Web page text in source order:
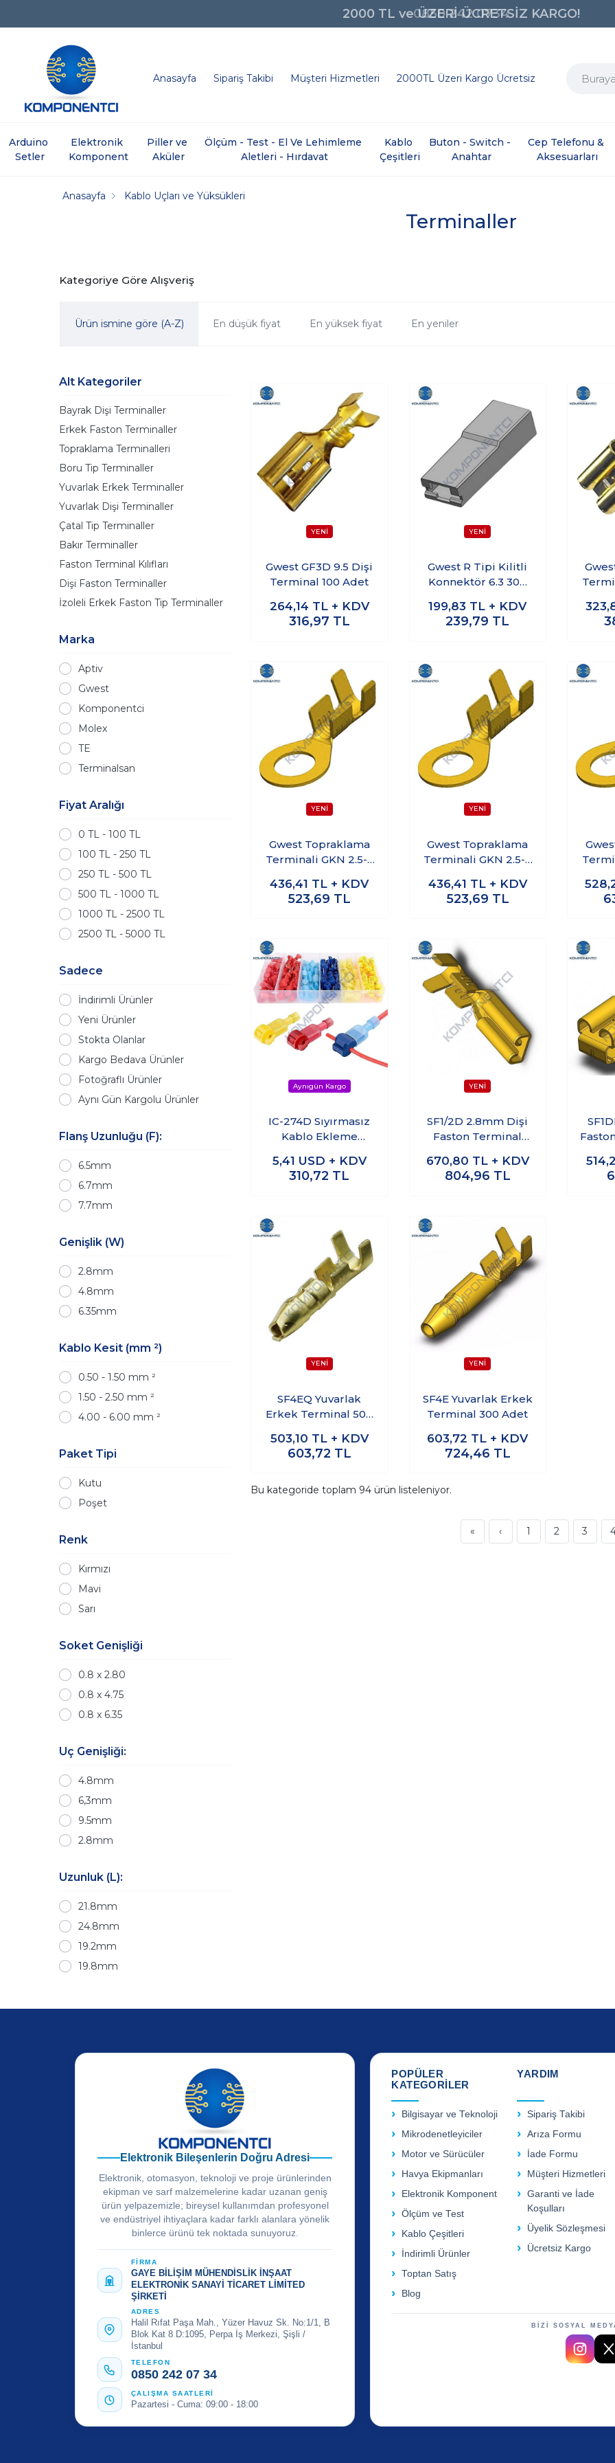
0850 242 0734
Anasayfa Sipariş Takibi Müşteri Hizmetleri 2000TL Üzeri Kargo Ücretsiz
Arduino
Setler
Elektronik
Komponent
Piller ve
Aküler
Ölçüm - Test - El Ve Lehimleme
Aletleri - Hırdavat
Kablo
Çeşitleri
Buton - Switch -
Anahtar
Cep Telefonu &
Aksesuarları
Terminaller
Anasayfa Kablo Uçları ve Yüksükleri
Kategoriye Göre Alışveriş
Ürün ismine göre (A-Z) En düşük fiyat En yüksek fiyat En yeniler
Alt Kategoriler
Bayrak Dişi Terminaller
Erkek Faston Terminaller
Topraklama Terminalleri
Boru Tip Terminaller
Yuvarlak Erkek Terminaller
Yuvarlak Dişi Terminaller
Çatal Tip Terminaller
Bakır Terminaller
Faston Terminal Kılıfları
Dişi Faston Terminaller
İzoleli Erkek Faston Tip Terminaller
Marka
Aptiv
Gwest
Komponentci
Molex
TE
Terminalsan
Fiyat Aralığı
0 TL - 100 TL
100 TL - 250 TL
250 TL - 500 TL
500 TL - 1000 TL
1000 TL - 2500 TL
2500 TL - 5000 TL
Sadece
İndirimli Ürünler
Yeni Ürünler
Stokta Olanlar
Kargo Bedava Ürünler
Fotoğraflı Ürünler
Aynı Gün Kargolu Ürünler
Flanş Uzunluğu (F):
6.5mm
6.7mm
7.7mm
Genişlik (W)
2.8mm
4.8mm
6.35mm
Kablo Kesit (mm ²)
0.50 - 1.50 mm ²
1.50 - 2.50 mm ²
4.00 - 6.00 mm ²
Paket Tipi
Kutu
Poşet
Renk
Kırmızı
Mavi
Sarı
Soket Genişliği
0.8 x 2.80
0.8 x 4.75
0.8 x 6.35
Uç Genişliği:
4.8mm
6,3mm
9.5mm
2.8mm
Uzunluk (L):
21.8mm
24.8mm
19.2mm
19.8mm
Gwest GF3D 9.5 Dişi
Terminal 100 Adet
264,14 TL + KDV
316,97 TL
Gwest R Tipi Kilitli
Konnektör 6.3 300
199,83 TL + KDV
239,79 TL
Gwest Topraklama
Terminali GKN 2.5-5
436,41 TL + KDV
523,69 TL
Gwest Topraklama
Terminali GKN 2.5-6
436,41 TL + KDV
523,69 TL
IC-274D Sıyırmasız
Kablo Ekleme
Parça Kutulu
5,41 USD + KDV
310,72 TL
SF1/2D 2.8mm Dişi
Faston Terminal
670,80 TL + KDV
804,96 TL
SF4EQ Yuvarlak
Erkek Terminal 500
503,10 TL + KDV
603,72 TL
SF4E Yuvarlak Erkek
Terminal 300 Adet
603,72 TL + KDV
724,46 TL
Bu kategoride toplam 94 ürün listeleniyor.
« ‹ 1 2 3
Elektronik Bileşenlerin Doğru Adresi
Elektronik, otomasyon, teknoloji ve proje ürünlerinden
ekipman ve sarf malzemelerine kadar uzanan geniş
ürün yelpazemizle; bireysel kullanımdan profesyonel
ve endüstriyel ihtiyaçlara kadar farklı alanlara yönelik
binlerce ürünü tek noktada sunuyoruz.
FİRMA
GAYE BİLİŞİM MÜHENDİSLİK İNŞAAT
ELEKTRONİK SANAYİ TİCARET LİMİTED
ŞİRKETİ
ADRES
Halil Rıfat Paşa Mah., Yüzer Havuz Sk. No:1/1, B
Blok Kat 8 D:1095, Perpa İş Merkezi, Şişli /
İstanbul
TELEFON
0850 242 07 34
ÇALIŞMA SAATLERİ
Pazartesi - Cuma: 09:00 - 18:00
POPÜLER
KATEGORİLER
Bilgisayar ve Teknoloji
Mikrodenetleyiciler
Motor ve Sürücüler
Havya Ekipmanları
Elektronik Komponent
Ölçüm ve Test
Kablo Çeşitleri
İndirimli Ürünler
Toptan Satış
Blog
YARDIM
Sipariş Takibi
Arıza Formu
İade Formu
Müşteri Hizmetleri
Garanti ve İade
Koşulları
Üyelik Sözleşmesi
Ücretsiz Kargo
BİZİ SOSYAL